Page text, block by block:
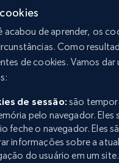
de aprender, os
Como
de cookies. Vamos dar
de sessão: são
pelo navegador. Eles
feche o navegador. Eles
informações sobre a
do usuário em um site.